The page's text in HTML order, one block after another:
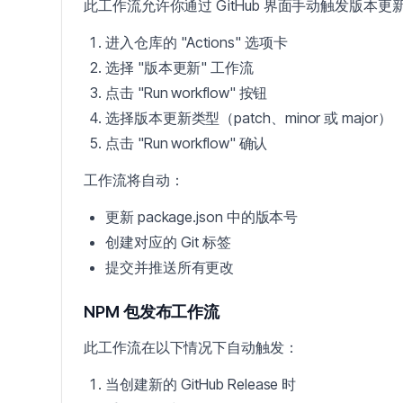
此工作流允许你通过 GitHub 界面手动触发版本更
进入仓库的 "Actions" 选项卡
选择 "版本更新" 工作流
点击 "Run workflow" 按钮
选择版本更新类型（patch、minor 或 major）
点击 "Run workflow" 确认
工作流将自动：
更新 package.json 中的版本号
创建对应的 Git 标签
提交并推送所有更改
NPM 包发布工作流
此工作流在以下情况下自动触发：
当创建新的 GitHub Release 时